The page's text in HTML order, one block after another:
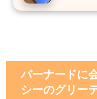
バーナードに
シーのグリー